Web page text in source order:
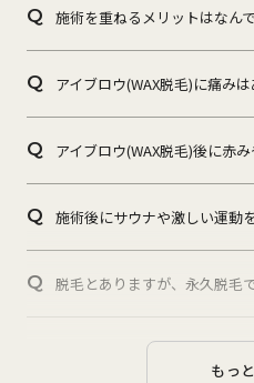
Q 施術を重ねるメリットはなん
Q アイブロウ(WAX脱毛)に痛み
Q アイブロウ(WAX脱毛)後に赤
Q 施術後にサウナや激しい運動
Q 脱毛とありますが、永久脱毛
アイブロウはなぜ顔の印象に
もっ